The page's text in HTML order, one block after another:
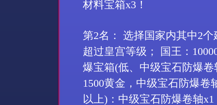
材料宝箱x3 ！
第2名： 选择国家内其中2个
超过皇宫等级； 国王：
爆宝箱(低、中级宝石防爆卷
1500黄金，中级宝石防爆卷
以上)：中级宝石防爆卷轴x1